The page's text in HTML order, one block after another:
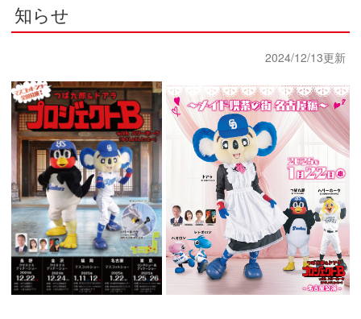
知らせ
2024/12/13更新